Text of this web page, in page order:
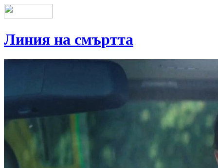
Линия на смъртта